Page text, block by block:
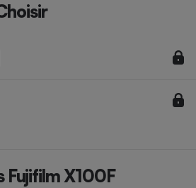
Fujifilm X100F